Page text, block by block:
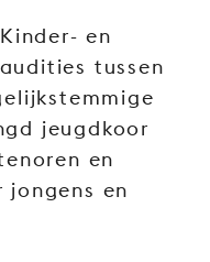
en
tussen
jeugdkoor
en
jongens en